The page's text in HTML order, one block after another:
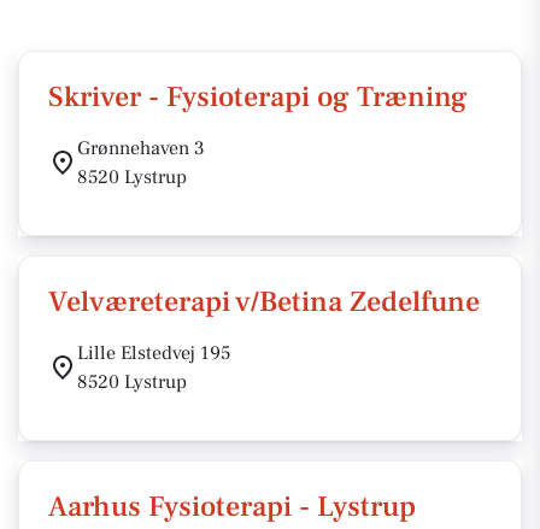
Skriver - Fysioterapi og Træning
Grønnehaven 3
8520 Lystrup
Velværeterapi v/Betina Zedelfune
Lille Elstedvej 195
8520 Lystrup
Aarhus Fysioterapi - Lystrup